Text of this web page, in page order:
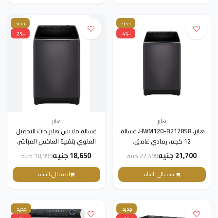
جديد
-4%
هاير
هاير، HWM120-B2178S8، غسالة،
12 كجم، رمادي غامق.
21,700 جنيه 22,499 جنيه
اضف الى السلة
جديد
-2%
هاير
غسالة ملابس هاير ذات التحميل
العلوي بتقنية العاكس المباشر،
سعة 11 كجم، فضي غامق -
HWM110-B2178S8
18,650 جنيه 18,999 جنيه
اضف الى السلة
جديد
جديد